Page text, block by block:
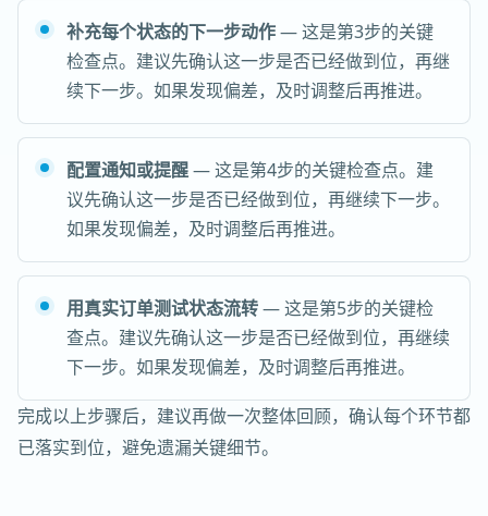
补充每个状态的下一步动作— 这是第3步的关键
检查点。建议先确认这一步是否已经做到位，再继
续下一步。如果发现偏差，及时调整后再推进。
配置通知或提醒— 这是第4步的关键检查点。建
议先确认这一步是否已经做到位，再继续下一步。
如果发现偏差，及时调整后再推进。
用真实订单测试状态流转— 这是第5步的关键检
查点。建议先确认这一步是否已经做到位，再继续
下一步。如果发现偏差，及时调整后再推进。
完成以上步骤后，建议再做一次整体回顾，确认每个环节都
已落实到位，避免遗漏关键细节。